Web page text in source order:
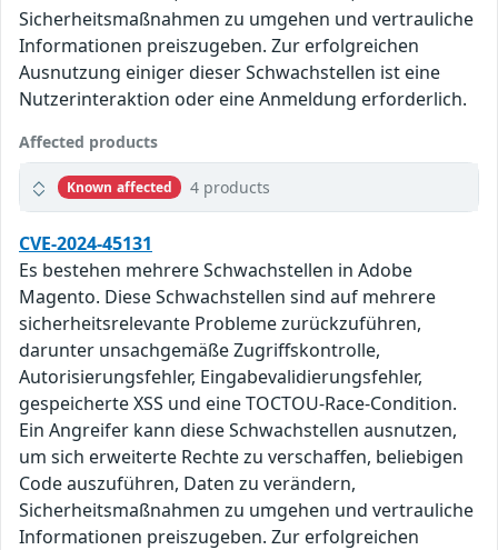
Sicherheitsmaßnahmen zu umgehen und vertrauliche
Informationen preiszugeben. Zur erfolgreichen
Ausnutzung einiger dieser Schwachstellen ist eine
Nutzerinteraktion oder eine Anmeldung erforderlich.
Affected products
Known affected 4 products
CVE-2024-45131
Es bestehen mehrere Schwachstellen in Adobe
Magento. Diese Schwachstellen sind auf mehrere
sicherheitsrelevante Probleme zurückzuführen,
darunter unsachgemäße Zugriffskontrolle,
Autorisierungsfehler, Eingabevalidierungsfehler,
gespeicherte XSS und eine TOCTOU-Race-Condition.
Ein Angreifer kann diese Schwachstellen ausnutzen,
um sich erweiterte Rechte zu verschaffen, beliebigen
Code auszuführen, Daten zu verändern,
Sicherheitsmaßnahmen zu umgehen und vertrauliche
Informationen preiszugeben. Zur erfolgreichen